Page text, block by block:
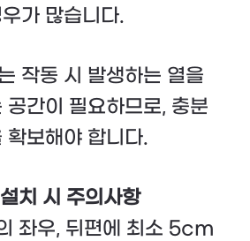
가 많습니다.
작동 시 발생하는 열을
공간이 필요하므로, 충분
확보해야 합니다.
치 시 주의사항
좌우, 뒤편에 최소 5cm